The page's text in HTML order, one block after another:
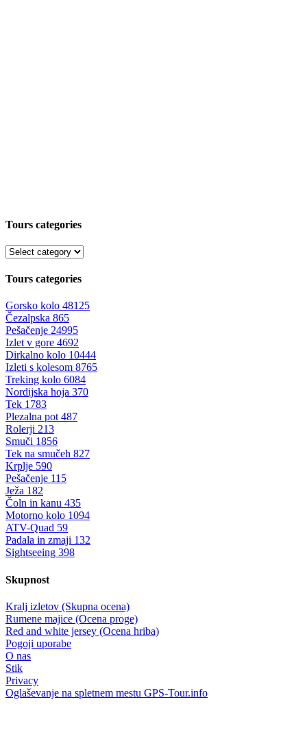
Tours categories
Tours categories
Gorsko kolo 48125
Čezalpska 865
Pešačenje 24995
Izlet v gore 4692
Dirkalno kolo 10444
Izleti s kolesom 8765
Treking kolo 6084
Nordijska hoja 370
Tek 1783
Plezalna pot 487
Rolerji 213
Smuči 1856
Tek na smučeh 827
Krplje 590
Pešačenje 115
Ježa 182
Čoln in kanu 435
Motorno kolo 1094
ATV-Quad 59
Padala in zmaji 132
Sightseeing 398
Skupnost
Kralj izletov (Skupna ocena)
Rumene majice (Ocena proge)
Red and white jersey (Ocena hriba)
Pogoji uporabe
O nas
Stik
Privacy
Oglaševanje na spletnem mestu GPS-Tour.info